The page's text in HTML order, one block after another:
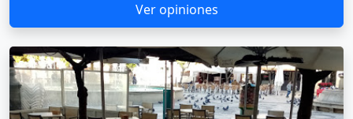
Ver opiniones